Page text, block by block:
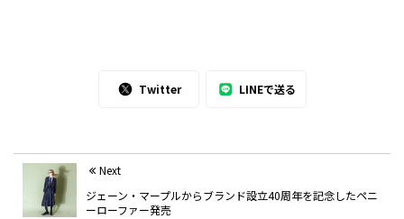
Twitter LINEで送る
Next
ジェーン・マープルからブランド設立40周年を記念したペニ
ーローファー発売